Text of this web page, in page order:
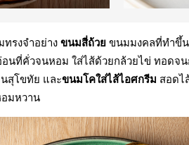
รงจำอย่าง ขนมสี่ถ้วย ขนมมงคลที่ทำขึ้น
นที่คั่วจนหอม ใส่ไส้ด้วยกล้วยไข่ ทอดจ
สุโขทัย และขนมโคใส่ไส้ไอศกรีม สอดไ
มหวาน